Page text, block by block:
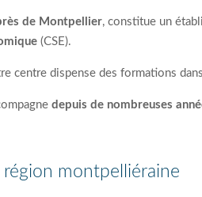
de Montpellier, constitue un
(CSE).
centre dispense des formations
depuis de nombreuses
région montpelliéraine